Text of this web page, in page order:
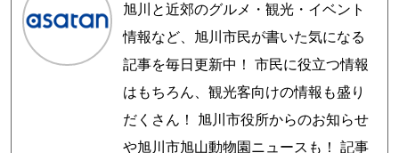
旭川と近郊のグルメ・観光・イベント
情報など、旭川市民が書いた気になる
記事を毎日更新中！ 市民に役立つ情報
はもちろん、観光客向けの情報も盛り
だくさん！ 旭川市役所からのお知らせ
や旭川市旭山動物園ニュースも！ 記事